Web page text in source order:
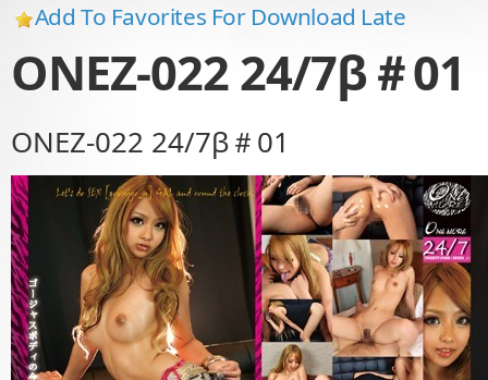
Add To Favorites For Download Late
ONEZ-022 24/7β＃01
ONEZ-022 24/7β＃01